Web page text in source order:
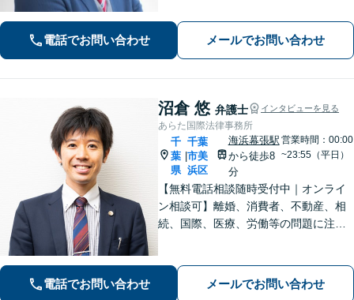
電話でお問い合わせ メールでお問い合わせ
沼倉 悠 弁護士 インタビューを見る
あらた国際法律事務所
千
葉
県
千葉
市美
浜区
海浜幕張駅
から徒歩8
分
営業時間：00:00
~23:55（平日）
【無料電話相談随時受付中｜オンライ
ン相談可】離婚、消費者、不動産、相
続、国際、医療、労働等の問題に注力
応を心がけ、他事務所で難しいと言わ
れた事案も依頼者と二人三脚で解決に
電話でお問い合わせ メールでお問い合わせ